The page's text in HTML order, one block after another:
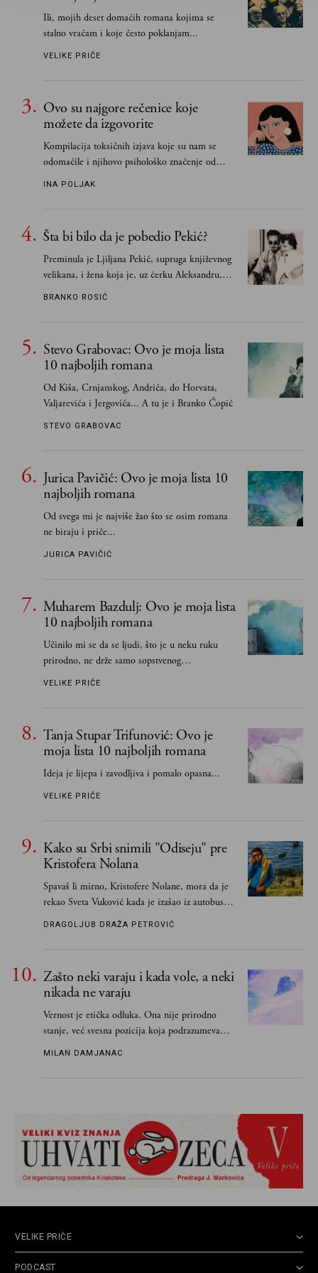
Ili, mojih deset domaćih romana kojima se
stalno vraćam i koje često poklanjam...
VELIKE PRIČE
Ovo su najgore rečenice koje
možete da izgovorite
Kompilacija toksičnih izjava koje su nam se
odomaćile i njihovo psihološko značenje od
INA POLJAK
Šta bi bilo da je pobedio Pekić?
Preminula je Ljiljana Pekić, supruga književnog
velikana, i žena koja je, uz ćerku Aleksandru,
vodila računa o zaostavštini pisca. Ovu priču o
poznavale
BRANKO ROSIĆ
Stevo Grabovac: Ovo je moja lista
10 najboljih romana
Od Kiša, Crnjanskog, Andrića, do Horvata,
Valjarevića i Jergovića... A tu je i Branko Ćopić
STEVO GRABOVAC
Jurica Pavičić: Ovo je moja lista 10
najboljih romana
Od svega mi je najviše žao što se osim romana
ne biraju i priče...
JURICA PAVIČIĆ
Muharem Bazdulj: Ovo je moja lista
10 najboljih romana
Učinilo mi se da se ljudi, što je u neku ruku
prirodno, ne drže samo sopstvenog
senzibiliteta... Pokušao sam (biće, samo
VELIKE PRIČE
Tanja Stupar Trifunović: Ovo je
moja lista 10 najboljih romana
Ideja je lijepa i zavodljiva i pomalo opasna...
VELIKE PRIČE
Kako su Srbi snimili "Odiseju" pre
Kristofera Nolana
Spavaš li mirno, Kristofere Nolane, mora da je
rekao Sveta Vuković kada je izašao iz autobusa i
čim je stigao kući pozvao Vojkana
DRAGOLJUB DRAŽA PETROVIĆ
Zašto neki varaju i kada vole, a neki
nikada ne varaju
Vernost je etička odluka. Ona nije prirodno
stanje, već svesna pozicija koja podrazumeva
MILAN DAMJANAC
VELIKE PRIČE
PODCAST